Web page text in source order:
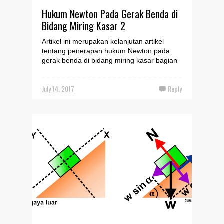
Hukum Newton Pada Gerak Benda di
Bidang Miring Kasar 2
Artikel ini merupakan kelanjutan artikel
tentang penerapan hukum Newton pada
gerak benda di bidang miring kasar bagian
July 14, 2017 Reply